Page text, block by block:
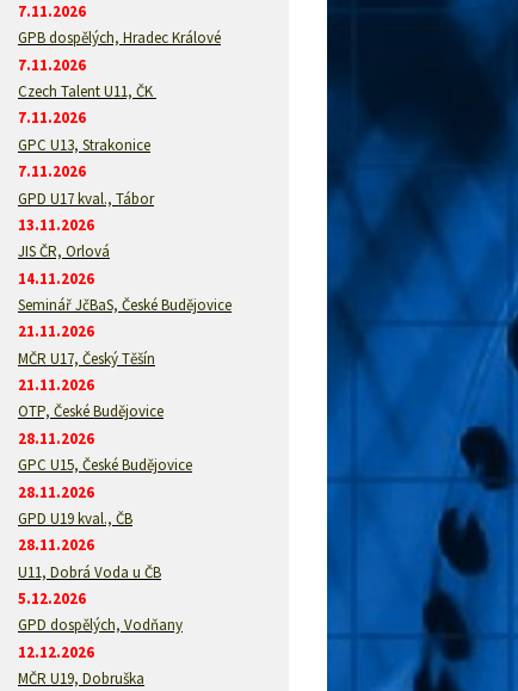
7.11.2026
GPB dospělých, Hradec Králové
7.11.2026
Czech Talent U11, ČK
7.11.2026
GPC U13, Strakonice
7.11.2026
GPD U17 kval., Tábor
13.11.2026
JIS ČR, Orlová
14.11.2026
Seminář JčBaS, České Budějovice
21.11.2026
MČR U17, Český Těšín
21.11.2026
OTP, České Budějovice
28.11.2026
GPC U15, České Budějovice
28.11.2026
GPD U19 kval., ČB
28.11.2026
U11, Dobrá Voda u ČB
5.12.2026
GPD dospělých, Vodňany
12.12.2026
MČR U19, Dobruška